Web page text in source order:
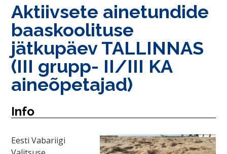
Aktiivsete ainetundide
baaskoolituse
jätkupäev TALLINNAS
(III grupp- II/III KA
aineõpetajad)
Info
Eesti Vabariigi